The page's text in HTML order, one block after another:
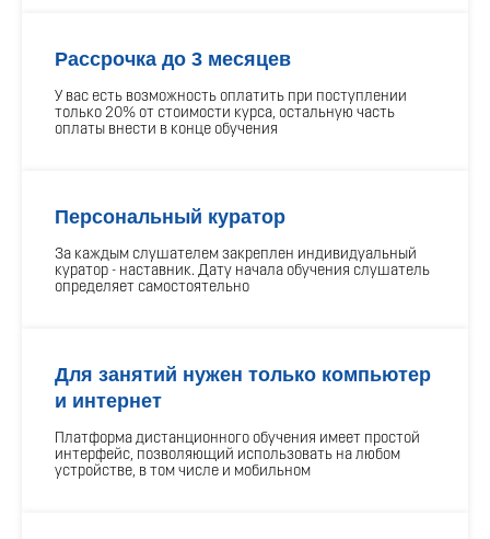
Рассрочка до 3 месяцев
У вас есть возможность оплатить при поступлении
только 20% от стоимости курса, остальную часть
оплаты внести в конце обучения
Персональный куратор
За каждым слушателем закреплен индивидуальный
куратор - наставник. Дату начала обучения слушатель
определяет самостоятельно
Для занятий нужен только компьютер
и интернет
Платформа дистанционного обучения имеет простой
интерфейс, позволяющий использовать на любом
устройстве, в том числе и мобильном